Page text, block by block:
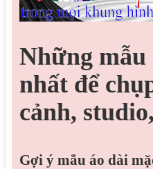
Những mẫu
nhất để
cảnh,
Gợi ý mẫu áo dài